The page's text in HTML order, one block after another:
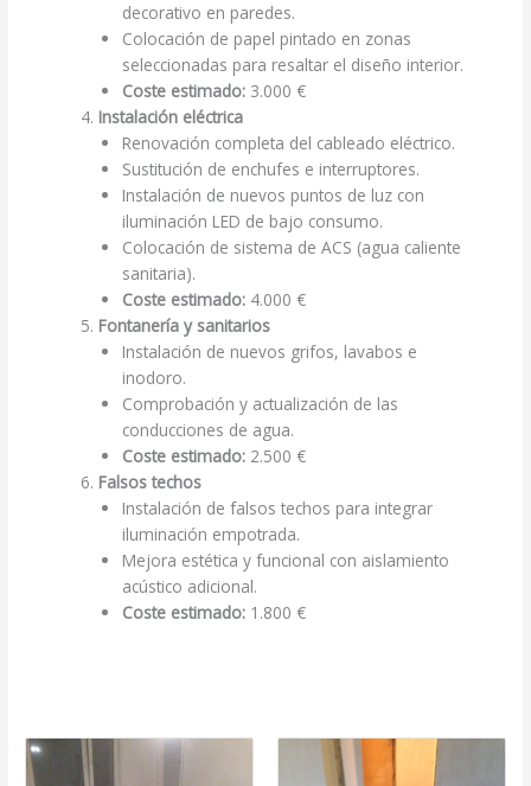
decorativo en paredes.
Colocación de papel pintado en zonas
seleccionadas para resaltar el diseño interior.
Coste estimado: 3.000 €
Instalación eléctrica
Renovación completa del cableado eléctrico.
Sustitución de enchufes e interruptores.
Instalación de nuevos puntos de luz con
iluminación LED de bajo consumo.
Colocación de sistema de ACS (agua caliente
sanitaria).
Coste estimado: 4.000 €
Fontanería y sanitarios
Instalación de nuevos grifos, lavabos e
inodoro.
Comprobación y actualización de las
conducciones de agua.
Coste estimado: 2.500 €
Falsos techos
Instalación de falsos techos para integrar
iluminación empotrada.
Mejora estética y funcional con aislamiento
acústico adicional.
Coste estimado: 1.800 €